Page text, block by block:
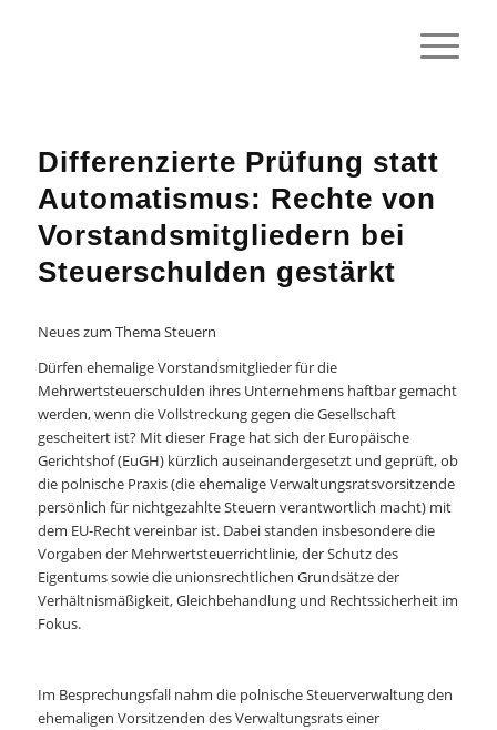
Differenzierte Prüfung statt
Automatismus: Rechte von
Vorstandsmitgliedern bei
Steuerschulden gestärkt
Neues zum Thema Steuern
Dürfen ehemalige Vorstandsmitglieder für die
Mehrwertsteuerschulden ihres Unternehmens haftbar gemacht
werden, wenn die Vollstreckung gegen die Gesellschaft
gescheitert ist? Mit dieser Frage hat sich der Europäische
Gerichtshof (EuGH) kürzlich auseinandergesetzt und geprüft, ob
die polnische Praxis (die ehemalige Verwaltungsratsvorsitzende
persönlich für nichtgezahlte Steuern verantwortlich macht) mit
dem EU-Recht vereinbar ist. Dabei standen insbesondere die
Vorgaben der Mehrwertsteuerrichtlinie, der Schutz des
Eigentums sowie die unionsrechtlichen Grundsätze der
Verhältnismäßigkeit, Gleichbehandlung und Rechtssicherheit im
Fokus.
Im Besprechungsfall nahm die polnische Steuerverwaltung den
ehemaligen Vorsitzenden des Verwaltungsrats einer